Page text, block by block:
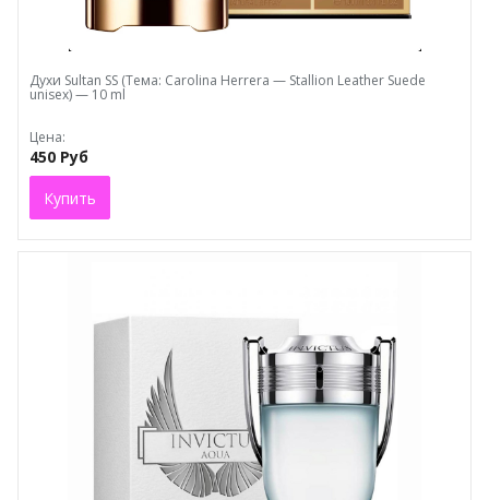
Духи Sultan SS (Тема: Carolina Herrera — Stallion Leather Suede
unisex) — 10 ml
Цена:
450 Руб
Купить